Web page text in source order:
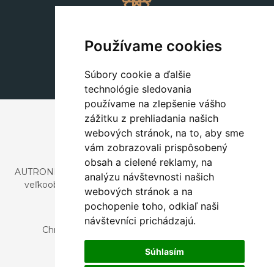
Používame cookies
Súbory cookie a ďalšie
technológie sledovania
používame na zlepšenie vášho
zážitku z prehliadania našich
webových stránok, na to, aby sme
vám zobrazovali prispôsobený
obsah a cielené reklamy, na
analýzu návštevnosti našich
webových stránok a na
pochopenie toho, odkiaľ naši
návštevníci prichádzajú.
Súhlasím
+420 311 604 182
dekorace@autronic.cz
AUTRONIC, s.r.o. je spoločnosť zaoberajúca sa dovozom a
veľkoobchodným predajom dizajnového aj štýlového
nábytku a dekorácií.
Česká republika
Chrustenice 270, 267 12 Loděnice u Berouna
Slovensko
Nová 366, 032 02 Závažná Poruba